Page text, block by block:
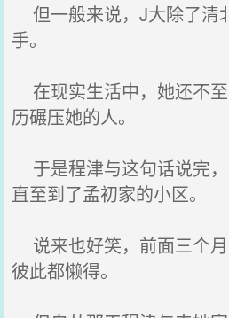
但一般来说，J大除了清
手。
在现实生活中，她还不
历碾压她的人。
于是程津与这句话说完，
直至到了孟初家的小区。
说来也好笑，前面三个
彼此都懒得。